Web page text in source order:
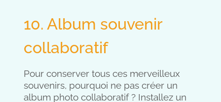
10. Album souvenir
collaboratif
Pour conserver tous ces merveilleux
souvenirs, pourquoi ne pas créer un
album photo collaboratif ? Installez un